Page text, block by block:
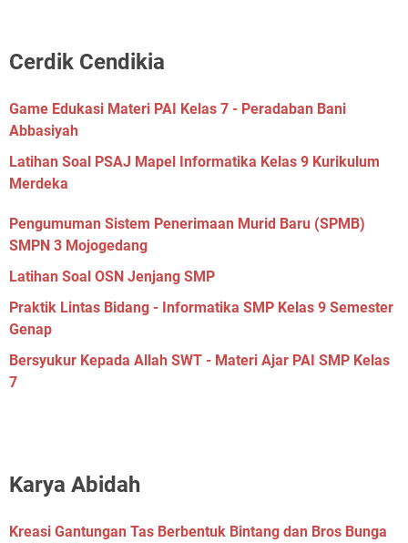
Cerdik Cendikia
Game Edukasi Materi PAI Kelas 7 - Peradaban Bani
Abbasiyah
Latihan Soal PSAJ Mapel Informatika Kelas 9 Kurikulum
Merdeka
Pengumuman Sistem Penerimaan Murid Baru (SPMB)
SMPN 3 Mojogedang
Latihan Soal OSN Jenjang SMP
Praktik Lintas Bidang - Informatika SMP Kelas 9 Semester
Genap
Bersyukur Kepada Allah SWT - Materi Ajar PAI SMP Kelas
7
Karya Abidah
Kreasi Gantungan Tas Berbentuk Bintang dan Bros Bunga